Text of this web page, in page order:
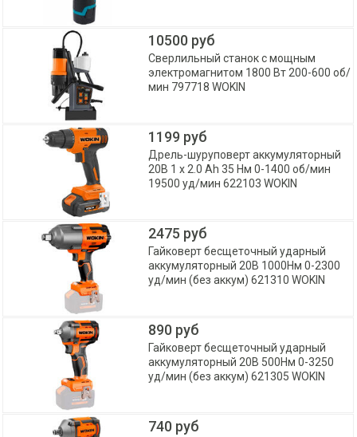
10500 руб
Сверлильный станок с мощным
электромагнитом 1800 Вт 200-600 об/
мин 797718 WOKIN
1199 руб
Дрель-шуруповерт аккумуляторный
20В 1 x 2.0 Ah 35 Нм 0-1400 об/мин
19500 уд/мин 622103 WOKIN
2475 руб
Гайковерт бесщеточный ударный
аккумуляторный 20В 1000Нм 0-2300
уд/мин (без аккум) 621310 WOKIN
890 руб
Гайковерт бесщеточный ударный
аккумуляторный 20В 500Нм 0-3250
уд/мин (без аккум) 621305 WOKIN
740 руб